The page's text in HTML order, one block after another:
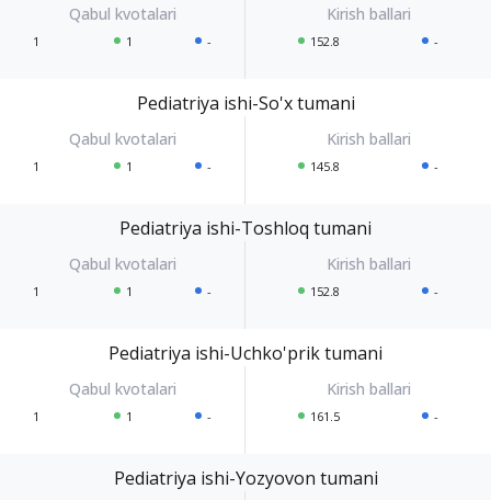
1 1 - 152.8 -
Pediatriya ishi-So'x tumani
1 1 - 145.8 -
Pediatriya ishi-Toshloq tumani
1 1 - 152.8 -
Pediatriya ishi-Uchko'prik tumani
1 1 - 161.5 -
Pediatriya ishi-Yozyovon tumani